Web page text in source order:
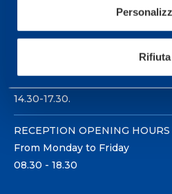
Rifiuta
Sport Service Mapei S.r.l. - Via
21057 Olgiate Olona (Varese)
To book a visit or for further
14.30-17.30.
RECEPTION OPENING HOURS
From Monday to Friday
08.30 - 18.30